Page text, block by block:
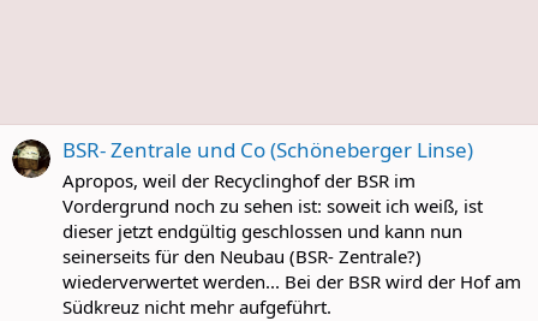
BSR- Zentrale und Co (Schöneberger Linse)
Apropos, weil der Recyclinghof der BSR im
Vordergrund noch zu sehen ist: soweit ich weiß, ist
dieser jetzt endgültig geschlossen und kann nun
seinerseits für den Neubau (BSR- Zentrale?)
wiederverwertet werden... Bei der BSR wird der Hof am
Südkreuz nicht mehr aufgeführt.